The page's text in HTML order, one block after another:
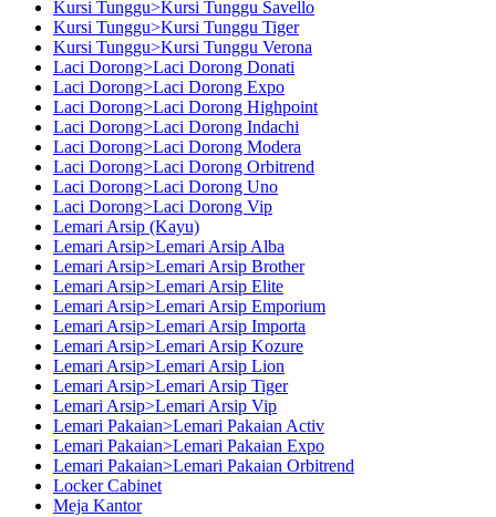
Kursi Tunggu>Kursi Tunggu Savello
Kursi Tunggu>Kursi Tunggu Tiger
Kursi Tunggu>Kursi Tunggu Verona
Laci Dorong>Laci Dorong Donati
Laci Dorong>Laci Dorong Expo
Laci Dorong>Laci Dorong Highpoint
Laci Dorong>Laci Dorong Indachi
Laci Dorong>Laci Dorong Modera
Laci Dorong>Laci Dorong Orbitrend
Laci Dorong>Laci Dorong Uno
Laci Dorong>Laci Dorong Vip
Lemari Arsip (Kayu)
Lemari Arsip>Lemari Arsip Alba
Lemari Arsip>Lemari Arsip Brother
Lemari Arsip>Lemari Arsip Elite
Lemari Arsip>Lemari Arsip Emporium
Lemari Arsip>Lemari Arsip Importa
Lemari Arsip>Lemari Arsip Kozure
Lemari Arsip>Lemari Arsip Lion
Lemari Arsip>Lemari Arsip Tiger
Lemari Arsip>Lemari Arsip Vip
Lemari Pakaian>Lemari Pakaian Activ
Lemari Pakaian>Lemari Pakaian Expo
Lemari Pakaian>Lemari Pakaian Orbitrend
Locker Cabinet
Meja Kantor